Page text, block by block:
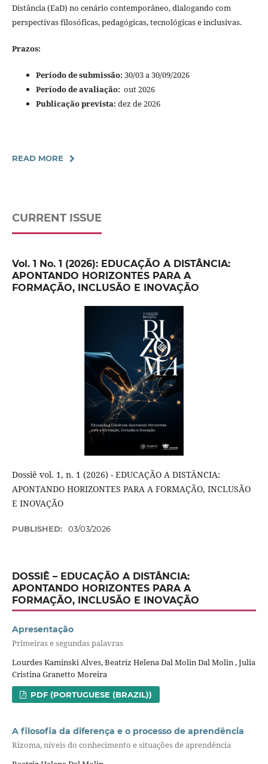
Distância (EaD) no cenário contemporâneo, dialogando com
perspectivas filosóficas, pedagógicas, tecnológicas e inclusivas.
Prazos:
Período de submissão: 30/03 a 30/09/2026
Período de avaliação: out 2026
Publicação prevista: dez de 2026
READ MORE
CURRENT ISSUE
Vol. 1 No. 1 (2026): EDUCAÇÃO A DISTÂNCIA:
APONTANDO HORIZONTES PARA A
FORMAÇÃO, INCLUSÃO E INOVAÇÃO
Dossiê vol. 1, n. 1 (2026) - EDUCAÇÃO A DISTÂNCIA:
APONTANDO HORIZONTES PARA A FORMAÇÃO, INCLUSÃO
E INOVAÇÃO
PUBLISHED: 03/03/2026
DOSSIÊ – EDUCAÇÃO A DISTÂNCIA:
APONTANDO HORIZONTES PARA A
FORMAÇÃO, INCLUSÃO E INOVAÇÃO
Apresentação
Primeiras e segundas palavras
Lourdes Kaminski Alves, Beatriz Helena Dal Molin Dal Molin , Julia
Cristina Granetto Moreira
PDF (PORTUGUESE (BRAZIL))
A filosofia da diferença e o processo de aprendência
Rizoma, níveis do conhecimento e situações de aprendência